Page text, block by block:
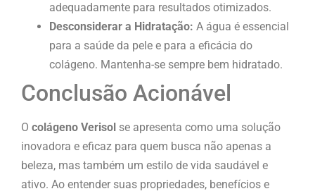
adequadamente para resultados otimizados.
Desconsiderar a Hidratação: A água é essencial
para a saúde da pele e para a eficácia do
colágeno. Mantenha-se sempre bem hidratado.
Conclusão Acionável
O colágeno Verisol se apresenta como uma solução
inovadora e eficaz para quem busca não apenas a
beleza, mas também um estilo de vida saudável e
ativo. Ao entender suas propriedades, benefícios e